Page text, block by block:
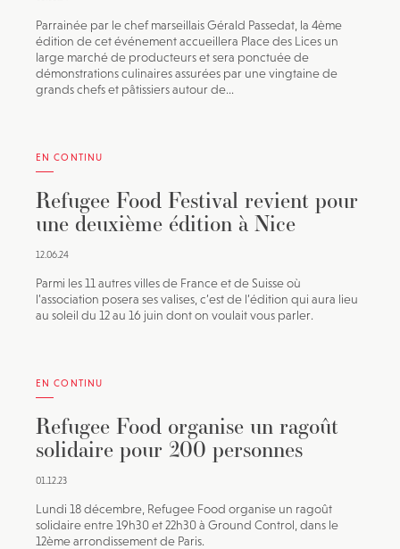
Parrainée par le chef marseillais Gérald Passedat, la 4ème
édition de cet événement accueillera Place des Lices un
large marché de producteurs et sera ponctuée de
démonstrations culinaires assurées par une vingtaine de
grands chefs et pâtissiers autour de...
EN CONTINU
Refugee Food Festival revient pour
une deuxième édition à Nice
12.06.24
Parmi les 11 autres villes de France et de Suisse où
l’association posera ses valises, c’est de l’édition qui aura lieu
au soleil du 12 au 16 juin dont on voulait vous parler.
EN CONTINU
Refugee Food organise un ragoût
solidaire pour 200 personnes
01.12.23
Lundi 18 décembre, Refugee Food organise un ragoût
solidaire entre 19h30 et 22h30 à Ground Control, dans le
12ème arrondissement de Paris.